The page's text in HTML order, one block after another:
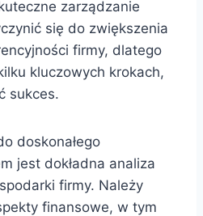
zarządzanie
się do zwiększenia
firmy, dlatego
kluczowych krokach,
sukces.
doskonałego
jest dokładna analiza
firmy. Należy
finansowe, w tym